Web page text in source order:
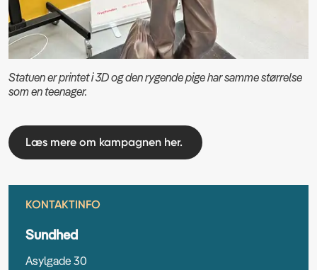
Statuen er printet i 3D og den rygende pige har samme størrelse
som en teenager.
Læs mere om kampagnen her.
KONTAKTINFO
Sundhed
Asylgade 30